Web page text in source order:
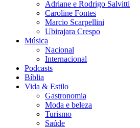
Adriane e Rodrigo Salvitti
Caroline Fontes
Marcio Scarpellini
Ubirajara Crespo
Música
Nacional
Internacional
Podcasts
Bíblia
Vida & Estilo
Gastronomia
Moda e beleza
Turismo
Saúde